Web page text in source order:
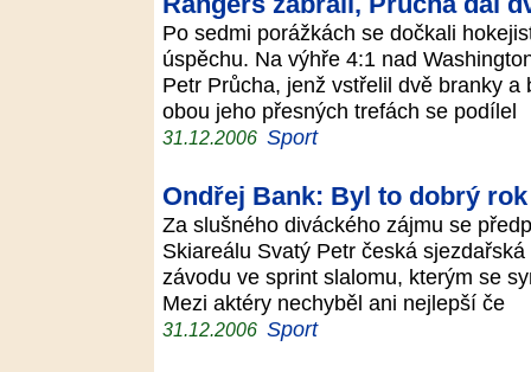
Po sedmi porážkách se dočkali
úspěchu. Na výhře 4:1 nad
Petr Průcha, jenž vstřelil dvě branky
obou jeho přesných trefách se podílel
31.12.2006 Sport
Ondřej Bank: Byl to dobrý rok
Za slušného diváckého zájmu se
Skiareálu Svatý Petr česká
závodu ve sprint slalomu, kterým se
Mezi aktéry nechyběl ani nejlepší če
31.12.2006 Sport